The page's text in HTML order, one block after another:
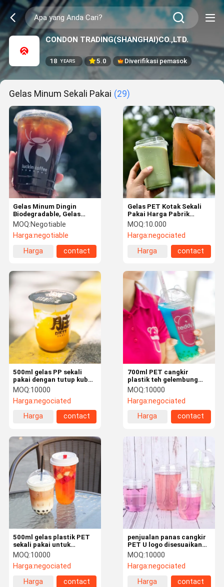
CONDON TRADING(SHANGHAI)CO.,LTD.
18 YEARS 5.0 Diverifikasi pemasok
Gelas Minum Sekali Pakai (29)
Gelas Minum Dingin
Biodegradable, Gelas
Minuman Plastik Kustom
16 Oz Pet
MOQ:Negotiable
Harga:negotiable
Harga
contact
Gelas PET Kotak Sekali
Pakai Harga Pabrik
Terlaris 93mm-10oz
12oz 16oz 20oz dengan
Tutup Sipper Tutup
Tinggi Cetak UV Logo
Kustom
MOQ:10.000
Harga:negociated
Harga
contact
500ml gelas PP sekali
pakai dengan tutup kubah
untuk minuman dingin
MOQ:10000
Harga:negociated
Harga
contact
700ml PET cangkir
plastik teh gelembung
dengan tutup beruang
MOQ:10000
Harga:negociated
Harga
contact
500ml gelas plastik PET
sekali pakai untuk
minuman dengan tutup
dan jerami
MOQ:10000
Harga:negociated
Harga
contact
penjualan panas cangkir
PET U logo disesuaikan
12oz dan 16oz untuk toko
boba
MOQ:10000
Harga:negociated
Harga
contact